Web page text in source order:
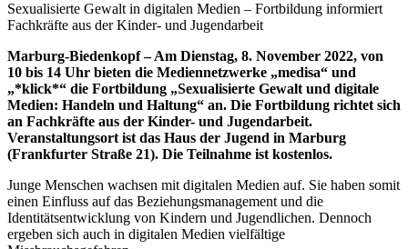
Sexualisierte Gewalt in digitalen Medien – Fortbildung informiert
Fachkräfte aus der Kinder- und Jugendarbeit
Marburg-Biedenkopf – Am Dienstag, 8. November 2022, von
10 bis 14 Uhr bieten die Mediennetzwerke „medisa“ und
„*klick*“ die Fortbildung „Sexualisierte Gewalt und digitale
Medien: Handeln und Haltung“ an. Die Fortbildung richtet sich
an Fachkräfte aus der Kinder- und Jugendarbeit.
Veranstaltungsort ist das Haus der Jugend in Marburg
(Frankfurter Straße 21). Die Teilnahme ist kostenlos.
Junge Menschen wachsen mit digitalen Medien auf. Sie haben somit
einen Einfluss auf das Beziehungsmanagement und die
Identitätsentwicklung von Kindern und Jugendlichen. Dennoch
ergeben sich auch in digitalen Medien vielfältige